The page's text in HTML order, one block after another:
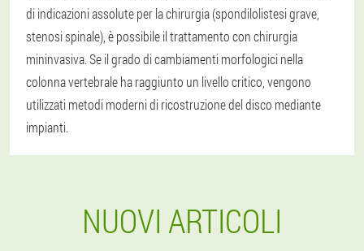
di indicazioni assolute per la chirurgia (spondilolistesi grave,
stenosi spinale), è possibile il trattamento con chirurgia
mininvasiva. Se il grado di cambiamenti morfologici nella
colonna vertebrale ha raggiunto un livello critico, vengono
utilizzati metodi moderni di ricostruzione del disco mediante
impianti.
NUOVI ARTICOLI